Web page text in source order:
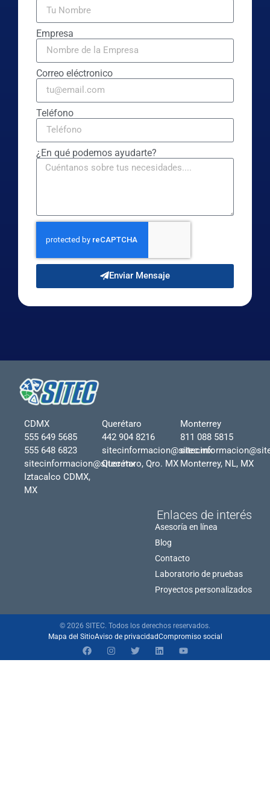
Empresa
Correo eléctronico
Teléfono
¿En qué podemos ayudarte?
Enviar Mensaje
CDMX
555 649 5685
555 648 6823
sitecinformacion@sitec.mx
Iztacalco CDMX,
MX
Querétaro
442 904 8216
sitecinformacion@sitec.mx
Querétaro, Qro. MX
Monterrey
811 088 5815
Monterrey, NL, MX
Enlaces de interés
Asesoría en línea
Blog
Contacto
Laboratorio de pruebas
Proyectos personalizados
© 2026 SITEC. Todos los derechos reservados.
Mapa del SitioAviso de privacidadCompromiso social